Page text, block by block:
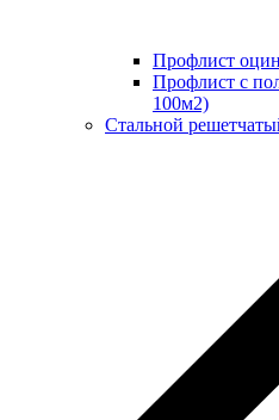
Профлист
Профлист с
100м2)
Стальной